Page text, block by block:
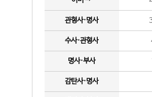
관형사·명사
수사·관형사
명사·부사
감탄사·명사